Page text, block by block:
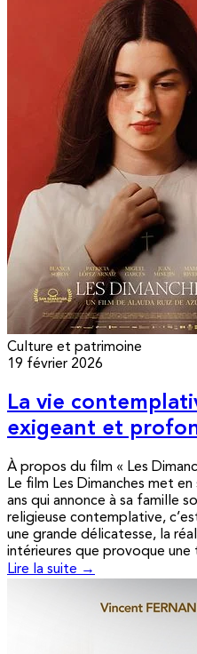
Culture et patrimoine
19 février 2026
La vie
exigeant et
À propos du film « Les
Le film Les Dimanches met
ans qui annonce à sa famille
religieuse contemplative,
une grande délicatesse, la
intérieures que provoque une
Lire la suite →